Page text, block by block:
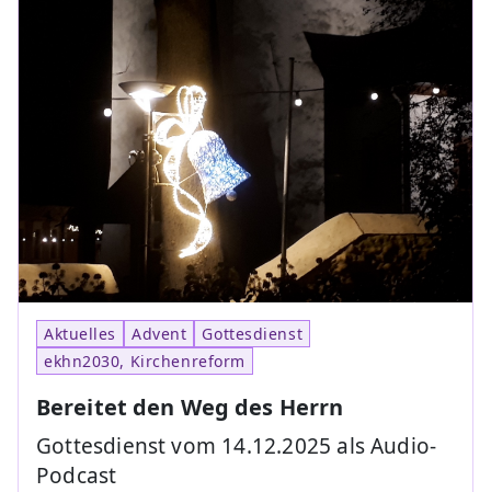
Aktuelles Advent
Gottesdienst
ekhn2030, Kirchenreform
Bereitet den Weg des Herrn
Gottesdienst vom 14.12.2025 als Audio-
Podcast